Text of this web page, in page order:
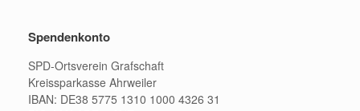
Spendenkonto
SPD-Ortsverein Grafschaft
Kreissparkasse Ahrweiler
IBAN: DE38 5775 1310 1000 4326 31